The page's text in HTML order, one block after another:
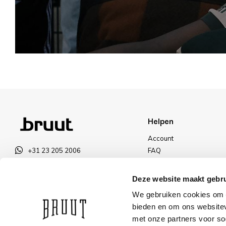
Deze website maakt
We gebruiken cookies
bieden en om ons
met onze partners voor
+31 23 205 2006
OPENINGSTIJDEN
Helpen
Account
FAQ
Betalen
Kortingen